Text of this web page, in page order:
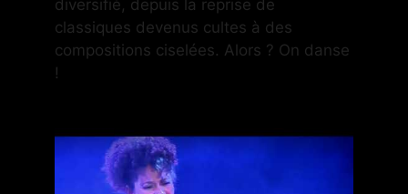
diversifié, depuis la reprise de
classiques devenus cultes à des
compositions ciselées. Alors ? On danse
!